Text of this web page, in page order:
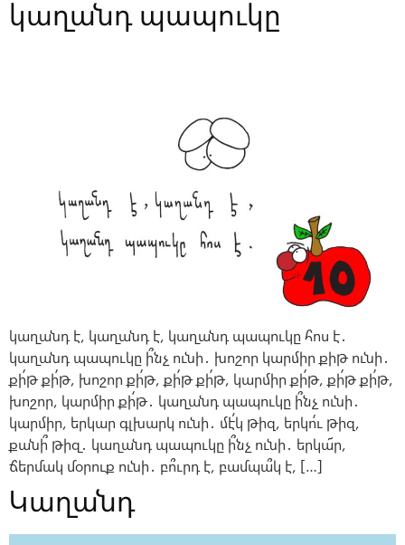
կաղանդ պապուկը
կաղանդ է, կաղանդ է, կաղանդ պապուկը հոս է․
կաղանդ պապուկը ի՞նչ ունի․ խոշոր կարմիր քիթ ունի․
քի՛թ քի՛թ, խոշոր քի՛թ, քի՛թ քի՛թ, կարմիր քի՛թ, քի՛թ քի՛թ,
խոշոր, կարմիր քի՛թ․ կաղանդ պապուկը ի՞նչ ունի․
կարմիր, երկար գլխարկ ունի․ մէ՛կ թիզ, երկո՛ւ թիզ,
քանի՞ թիզ․ կաղանդ պապուկը ի՞նչ ունի․ երկա՜ր,
ճերմակ մօրուք ունի․ բո՞ւրդ է, բամպա՞կ է, […]
Կաղանդ